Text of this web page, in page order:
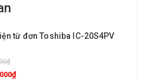
từ đơn Toshiba IC-20S4PV